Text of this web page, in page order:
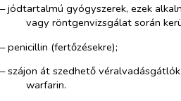
– jódtartalmú gyógyszerek, ezek
vagy röntgenvizsgálat során
– penicillin (fertőzésekre);
– szájon át szedhető
warfarin.